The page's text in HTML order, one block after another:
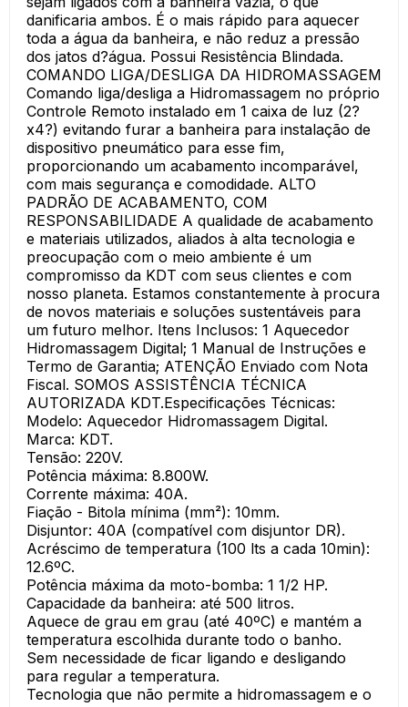
danificaria ambos. É o mais rápido para aquecer
toda a água da banheira, e não reduz a pressão
dos jatos d?água. Possui Resistência Blindada.
COMANDO LIGA/DESLIGA DA HIDROMASSAGEM
Comando liga/desliga a Hidromassagem no próprio
Controle Remoto instalado em 1 caixa de luz (2?
x4?) evitando furar a banheira para instalação de
dispositivo pneumático para esse fim,
proporcionando um acabamento incomparável,
com mais segurança e comodidade. ALTO
PADRÃO DE ACABAMENTO, COM
RESPONSABILIDADE A qualidade de acabamento
e materiais utilizados, aliados à alta tecnologia e
preocupação com o meio ambiente é um
compromisso da KDT com seus clientes e com
nosso planeta. Estamos constantemente à procura
de novos materiais e soluções sustentáveis para
um futuro melhor. Itens Inclusos: 1 Aquecedor
Hidromassagem Digital; 1 Manual de Instruções e
Termo de Garantia; ATENÇÃO Enviado com Nota
Fiscal. SOMOS ASSISTÊNCIA TÉCNICA
AUTORIZADA KDT.Especificações Técnicas:
Modelo: Aquecedor Hidromassagem Digital.
Marca: KDT.
Tensão: 220V.
Potência máxima: 8.800W.
Corrente máxima: 40A.
Fiação - Bitola mínima (mm²): 10mm.
Disjuntor: 40A (compatível com disjuntor DR).
Acréscimo de temperatura (100 lts a cada 10min):
12.6ºC.
Potência máxima da moto-bomba: 1 1/2 HP.
Capacidade da banheira: até 500 litros.
Aquece de grau em grau (até 40ºC) e mantém a
temperatura escolhida durante todo o banho.
Sem necessidade de ficar ligando e desligando
para regular a temperatura.
Tecnologia que não permite a hidromassagem e o